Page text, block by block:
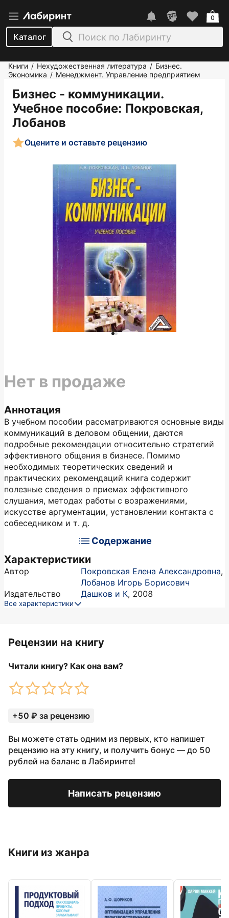
Каталог
0
Книги / Нехудожественная литература / Бизнес.
Экономика / Менеджмент. Управление предприятием
Бизнес - коммуникации.
Учебное пособие: Покровская,
Лобанов
Оцените и оставьте рецензию
Аннотация
В учебном пособии рассматриваются основные виды
коммуникаций в деловом общении, даются
подробные рекомендации относительно стратегий
эффективного общения в бизнесе. Помимо
необходимых теоретических сведений и
практических рекомендаций книга содержит
полезные сведения о приемах эффективного
слушания, методах работы с возражениями,
искусстве аргументации, установлении контакта с
собеседником и т. д.
Содержание
Характеристики
Автор Покровская Елена Александровна,
Лобанов Игорь Борисович
Издательство
Дашков и К, 2008
Все характеристики
Нет в продаже
Рецензии на книгу
Читали книгу? Как она вам?
+50 ₽ за рецензию
Вы можете стать одним из первых, кто напишет
рецензию на эту книгу, и получить бонус — до 50
рублей на баланс в Лабиринте!
Написать рецензию
Книги из жанра